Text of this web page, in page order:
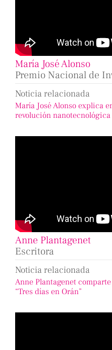
María José Alonso
Premio Nacional de
Noticia relacionada
María José Alonso explica
revolución nanotecnológica
Anne Plantagenet
Escritora
Noticia relacionada
Anne Plantagenet
“Tres días en Orán”